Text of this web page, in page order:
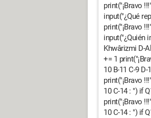
print("¡Bravo
input("¿Qué
print("¡Bravo
input("¿Quién
Khwârizmi D-
+= 1
10 B-11 C-9
print("¡Bravo
10 C-14 : ") if
print("¡Bravo
10 C-14 : ") if